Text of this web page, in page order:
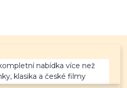
nabídka více než
klasika a české filmy